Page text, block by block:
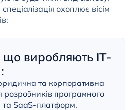
охоплює вісім
що виробляють ІТ-
та корпоративна
розробників програмного
та SaaS-платформ.